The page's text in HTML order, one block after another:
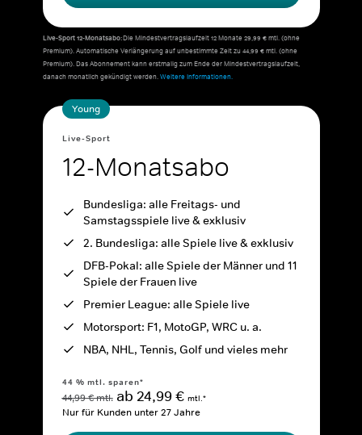
Live-Sport 12-Monatsabo:Die Mindestvertragslaufzeit 12 Monate 29,99 € mtl. (ohne
Premium). Automatische Verlängerung auf unbestimmte Zeit zu 44,99 € mtl. (ohne
Premium). Das Abonnement kann erstmalig zum Ende der Mindestvertragslaufzeit,
danach monatlich gekündigt werden.Weitere Informationen.
Young
Live-Sport
12-Monatsabo
Bundesliga: alle Freitags- und
Samstagsspiele live & exklusiv
2. Bundesliga: alle Spiele live & exklusiv
DFB-Pokal: alle Spiele der Männer und 11
Spiele der Frauen live
Premier League: alle Spiele live
Motorsport: F1, MotoGP, WRC u. a.
NBA, NHL, Tennis, Golf und vieles mehr
44 % mtl. sparen*
44,99 € mtl. ab 24,99 € mtl.*
Nur für Kunden unter 27 Jahre